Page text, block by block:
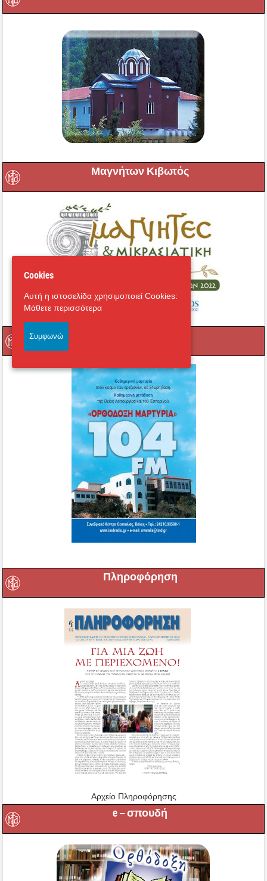
Μαγνήτων Κιβωτός
Πληροφόρηση
Αρχείο Πληροφόρησης
e – σπουδή
Cookies
Αυτή η ιστοσελίδα χρησιμοποιεί Cookies:
Μάθετε περισσότερα
Συμφωνώ